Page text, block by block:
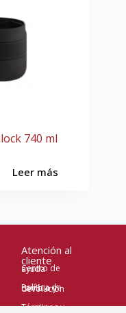
740 ml
Leer más
Atención al
cliente
Centro de ayuda
Política de cambio y devolución
Términos y condiciones